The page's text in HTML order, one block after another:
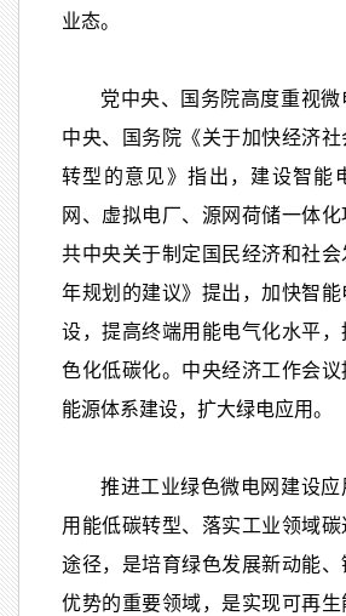
业态。
党中央、国务院高度重视
中央、国务院《关于加快经济
转型的意见》指出，建设智能
网、虚拟电厂、源网荷储一体
共中央关于制定国民经济和社会
年规划的建议》提出，加快智
设，提高终端用能电气化水平
色化低碳化。中央经济工作会
能源体系建设，扩大绿电应用。
推进工业绿色微电网建设应
用能低碳转型、落实工业领域
途径，是培育绿色发展新动能
优势的重要领域，是实现可再生